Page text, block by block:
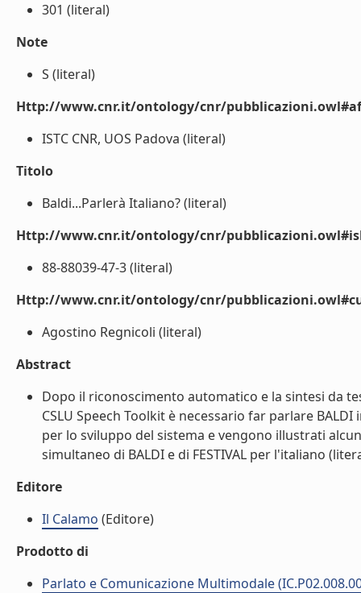
301 (literal)
Note
S (literal)
Http://www.cnr.it/ontology/cnr/
ISTC CNR, UOS Padova (literal)
Titolo
Baldi...Parlerà Italiano? (literal)
Http://www.cnr.it/ontology/cnr/
88-88039-47-3 (literal)
Http://www.cnr.it/ontology/cnr/
Agostino Regnicoli (literal)
Abstract
Dopo il riconoscimento automatico e la sintesi da
CSLU Speech Toolkit è necessario far parlare
per lo sviluppo del sistema e vengono illustrati
simultaneo di BALDI e di FESTIVAL per l'italiano
Editore
Il Calamo (Editore)
Prodotto di
Parlato e Comunicazione Multimodale